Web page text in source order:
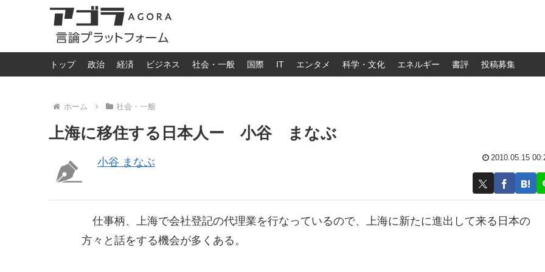
トップ 政治 経済 ビジネス 社会・一般 国際 IT エンタメ 科学・文化 エネルギー 書評 投稿募集
ホーム 社会・一般
上海に移住する日本人ー 小谷 まなぶ
小谷 まなぶ 2010.05.15
仕事柄、上海で会社登記の代理業を行なっているので、上海に新たに進出して来る日本の
方々と話をする機会が多くある。